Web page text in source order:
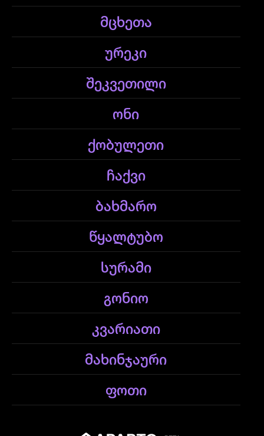
მცხეთა
ურეკი
შეკვეთილი
ონი
ქობულეთი
ჩაქვი
ბახმარო
წყალტუბო
სურამი
გონიო
კვარიათი
მახინჯაური
ფოთი